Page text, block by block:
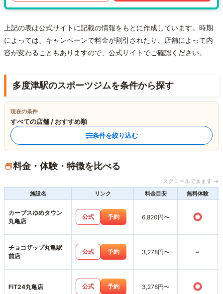
上記の表は公式サイトに記載の情報をもとに作成しています。時期
によっては、キャンペーンで料金が割引されたり、店舗によって内
容が変わることもありますので、公式サイトでご確認ください。
多度津駅のスポーツジムを条件から探す
現在の条件
すべての店舗 / おすすめ順
条件を絞り込む
料金・体験・特徴を比べる
スクロールできます →
施設名
リンク 料金目安 無料体験
カーブスゆめタウン
丸亀店
公式 予約 6,820円〜 ○
チョコザップ丸亀駅
前店
公式 予約 3,278円〜 -
FiT24丸亀店 公式 予約 3,278円〜 ○